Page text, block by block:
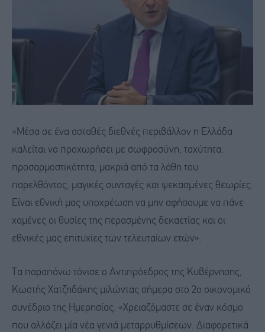
«Μέσα σε ένα ασταθές διεθνές περιβάλλον η Ελλάδα
καλείται να προχωρήσει με σωφροσύνη, ταχύτητα,
προσαρμοστικότητα, μακριά από τα λάθη του
παρελθόντος, μαγικές συνταγές και ψεκασμένες θεωρίες.
Είναι εθνική μας υποχρέωση να μην αφήσουμε να πάνε
χαμένες οι θυσίες της περασμένης δεκαετίας και οι
εθνικές μας επιτυχίες των τελευταίων ετών».
Τα παραπάνω τόνισε ο Αντιπρόεδρος της Κυβέρνησης,
Κωστής Χατζηδάκης μιλώντας σήμερα στο 2ο οικονομικό
συνέδριο της Ημερησίας. «Χρειαζόμαστε σε έναν κόσμο
που αλλάζει μία νέα γενιά μεταρρυθμίσεων. Διαφορετικά